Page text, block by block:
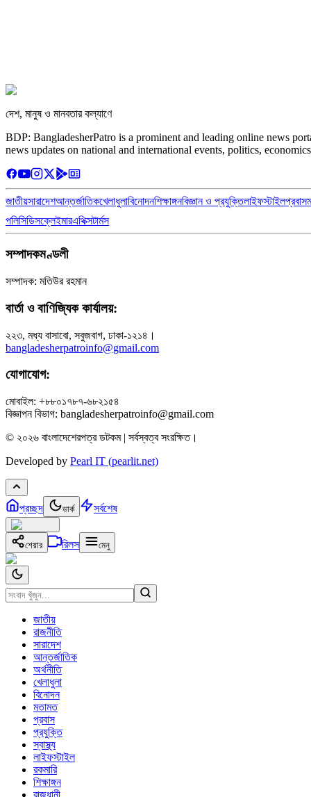
দেশ, মানুষ ও মানবতার কল্যাণে
BDP: BangladesherPatro is a prominent and leading online news
news updates on national and international events, politics,
জাতীয়সারাদেশআন্তর্জাতিকখেলাধুলাবিনোদনশিক্ষাঙ্গনবিজ্ঞান ও প্রযুক্তিলাইফস্টাইলপ্রবাস
পলিসিডিসক্লেইমারএথিক্সটার্মস
সম্পাদকমণ্ডলী
সম্পাদক: মতিউর রহমান
বার্তা ও বাণিজ্যিক কার্যালয়:
২২৩, মধ্য বাসাবো, সবুজবাগ, ঢাকা-১২১৪।
bangladesherpatroinfo@gmail.com
যোগাযোগ:
মোবাইল: +৮৮০১৭৮৭-৬৮২১৫৪
বিজ্ঞাপন বিভাগ: bangladesherpatroinfo@gmail.com
© ২০২৬ বাংলাদেশেরপত্র ডটকম | সর্বস্বত্ব সংরক্ষিত।
Developed by Pearl IT (pearlit.net)
প্রচ্ছদ ডার্ক সর্বশেষ
শেয়ার রিলস মেনু
জাতীয়
রাজনীতি
সারাদেশ
আন্তর্জাতিক
অর্থনীতি
খেলাধুলা
বিনোদন
মতামত
প্রবাস
প্রযুক্তি
স্বাস্থ্য
লাইফস্টাইল
রকমারি
শিক্ষাঙ্গন
রাজধানী